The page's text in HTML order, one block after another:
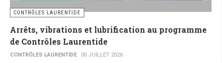
CONTRÔLES LAURENTIDE
Arrêts, vibrations et lubrification au programme
de Contrôles Laurentide
CONTRÔLES LAURENTIDE 30 JUILLET 2026